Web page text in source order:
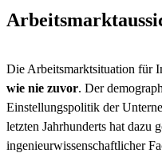
Die Arbeitsmarktsituation für
wie nie zuvor. Der
Einstellungspolitik der
letzten Jahrhunderts hat dazu
ingenieurwissenschaftlicher